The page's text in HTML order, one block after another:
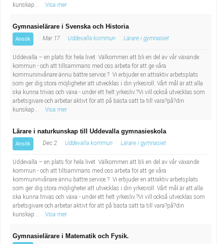
Administrativ assistent
Lärare i gymnasiet
kunskap...
Visa mer
Gymnasielärare i Svenska och Historia
Ansök Mar 17 Uddevalla kommun Lärare i gymnasiet
Uddevalla – en plats för hela livet Välkommen att bli en del av vår växande
kommun - och att tillsammans med oss arbeta för att ge våra
kommuninvånare ännu bättre service.? Vi erbjuder en attraktiv arbetsplats
som ger dig stora möjligheter att utvecklas i din yrkesroll. Vårt mål är att alla
ska kunna trivas och växa - under ett helt yrkesliv.?Vi vill också utvecklas som
arbetsgivare och arbetar aktivt för att på bästa sätt ta till vara?på?din
kunskap...
Visa mer
Lärare i naturkunskap till Uddevalla gymnasieskola
Ansök Dec 2 Uddevalla kommun Lärare i gymnasiet
Uddevalla – en plats för hela livet Välkommen att bli en del av vår växande
kommun - och att tillsammans med oss arbeta för att ge våra
kommuninvånare ännu bättre service.? Vi erbjuder en attraktiv arbetsplats
som ger dig stora möjligheter att utvecklas i din yrkesroll. Vårt mål är att alla
ska kunna trivas och växa - under ett helt yrkesliv.?Vi vill också utvecklas som
arbetsgivare och arbetar aktivt för att på bästa sätt ta till vara?på?din
kunskap...
Visa mer
Gymnasielärare i Matematik och Fysik.